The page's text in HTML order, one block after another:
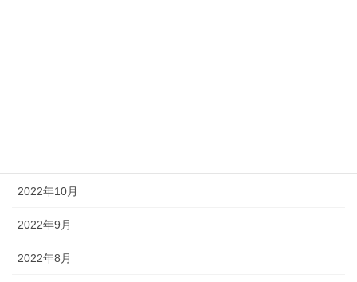
2022年10月
2022年9月
2022年8月